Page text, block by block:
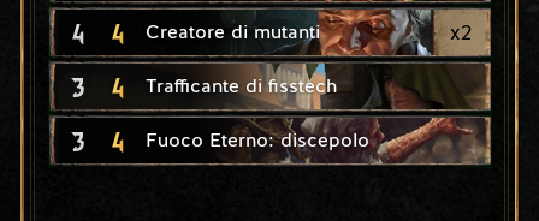
4 4 Creatore di mutanti x2
3 4 Trafficante di fisstech
3 4 Fuoco Eterno: discepolo